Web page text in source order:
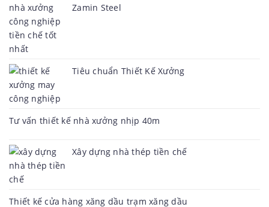
Zamin Steel
Tiêu chuẩn Thiết Kế Xưởng
Tư vấn thiết kế nhà xưởng nhịp 40m
Xây dựng nhà thép tiền chế
Thiết kế cửa hàng xăng dầu trạm xăng dầu